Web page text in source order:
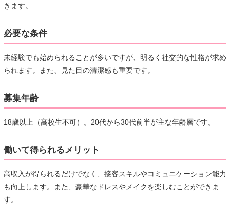
きます。
必要な条件
未経験でも始められることが多いですが、明るく社交的な性格が求め
られます。また、見た目の清潔感も重要です。
募集年齢
18歳以上（高校生不可）。20代から30代前半が主な年齢層です。
働いて得られるメリット
高収入が得られるだけでなく、接客スキルやコミュニケーション能力
も向上します。また、豪華なドレスやメイクを楽しむことができま
す。